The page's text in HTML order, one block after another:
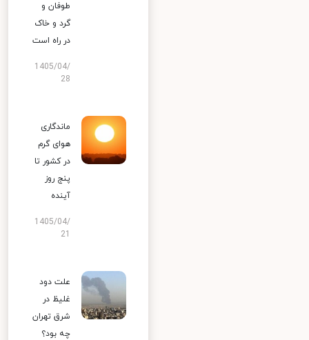
طوفان و
گرد و خاک
در راه است
1405/04/
28
ماندگاری
هوای گرم
در کشور تا
پنج روز
آینده
1405/04/
علت دود
غلیظ در
شرق تهران
چه بود؟